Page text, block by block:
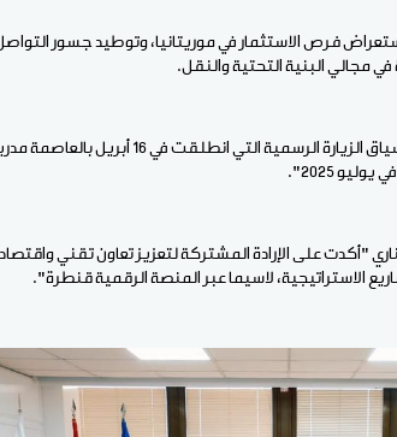
فرص الاستثمار في موريتانيا، وتوطيد جسور
مجالي البنية التحتية والنقل.
وحسب المصدر ذاته "تندرج هذه الخطوة ضمن سياق الزيارة
2025".
"أكدت على الإرادة المشتركة لتعزيز تعاون تقني
الاستراتيجية، لاسيما عبر المنصة الرقمية قنطرة".